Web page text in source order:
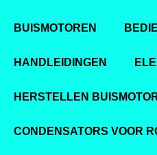
BUISMOTOREN
HANDLEIDINGEN
HERSTELLEN
CONDENSATORS VOOR